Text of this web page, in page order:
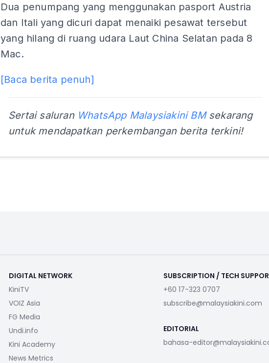
Dua penumpang yang menggunakan pasport Austria
dan Itali yang dicuri dapat menaiki pesawat tersebut
yang hilang di ruang udara Laut China Selatan pada 8
Mac.
[Baca berita penuh]
Sertai saluran WhatsApp Malaysiakini BMsekarang
untuk mendapatkan perkembangan berita terkini!
DIGITAL NETWORK
KiniTV
VOIZ Asia
FG Media
Undi.info
Kini Academy
News Metrics
SUBSCRIPTION / TECH
+60 17-323 0707
subscribe@malaysiakini.com
EDITORIAL
bahasa-